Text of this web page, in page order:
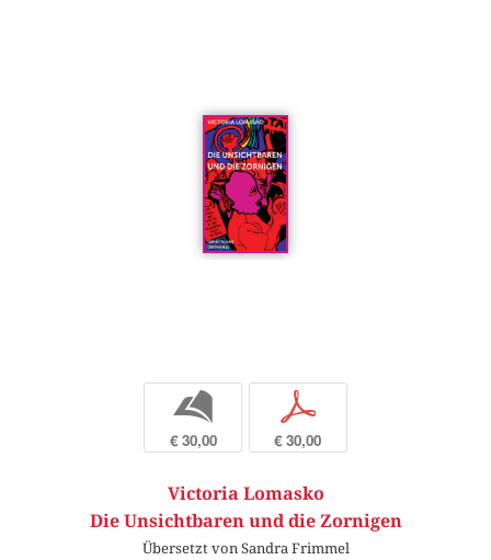
b
€ 30,00
p
€ 30,00
Victoria Lomasko
Die Unsichtbaren und die Zornigen
Übersetzt von Sandra Frimmel